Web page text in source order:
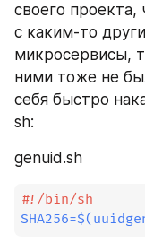
своего проекта,
с каким-то
микросервисы,
ними тоже не
себя быстро
sh:
genuid.sh
#!/bin/sh
SHA256=$(